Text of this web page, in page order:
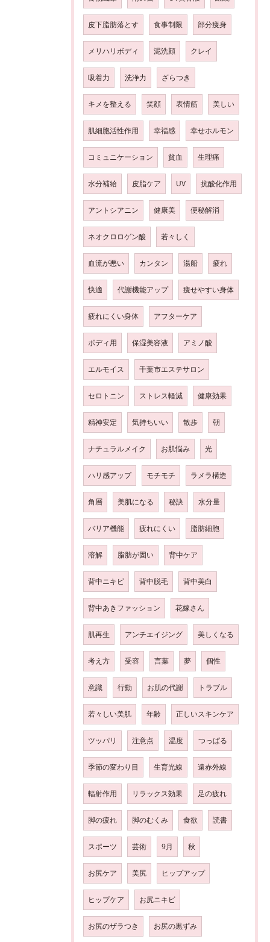
皮下脂肪落とす 食事制限 部分痩身
メリハリボディ 泥洗顔 クレイ
吸着力 洗浄力 ざらつき
キメを整える 笑顔 表情筋 美しい
肌細胞活性作用 幸福感 幸せホルモン
コミュニケーション 貧血 生理痛
水分補給 皮脂ケア UV 抗酸化作用
アントシアニン 健康美 便秘解消
ネオクロロゲン酸 若々しく
血流が悪い カンタン 湯船 疲れ
快適 代謝機能アップ 痩せやすい身体
疲れにくい身体 アフターケア
ボディ用 保湿美容液 アミノ酸
エルモイス 千葉市エステサロン
セロトニン ストレス軽減 健康効果
精神安定 気持ちいい 散歩 朝
ナチュラルメイク お肌悩み 光
ハリ感アップ モチモチ ラメラ構造
角層 美肌になる 秘訣 水分量
バリア機能 疲れにくい 脂肪細胞
溶解 脂肪が固い 背中ケア
背中ニキビ 背中脱毛 背中美白
背中あきファッション 花嫁さん
肌再生 アンチエイジング 美しくなる
考え方 受容 言葉 夢 個性
意識 行動 お肌の代謝 トラブル
若々しい美肌 年齢 正しいスキンケア
ツッパリ 注意点 温度 つっぱる
季節の変わり目 生育光線 遠赤外線
輻射作用 リラックス効果 足の疲れ
脚の疲れ 脚のむくみ 食欲 読書
スポーツ 芸術 9月 秋
お尻ケア 美尻 ヒップアップ
ヒップケア お尻ニキビ
お尻のザラつき お尻の黒ずみ